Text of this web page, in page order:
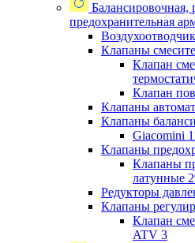
Балансировочная,
предохранительная
Клапаны
Клапан
Клапан
Клапаны
Клапаны
Giacomini
Клапаны
Клапаны
латунные
Редукторы
Клапаны
Клапан
ATV 3